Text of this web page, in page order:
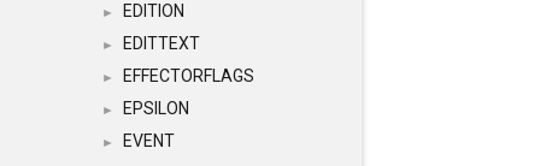
► EDITION
► EDITTEXT
► EFFECTORFLAGS
► EPSILON
►
EVENT